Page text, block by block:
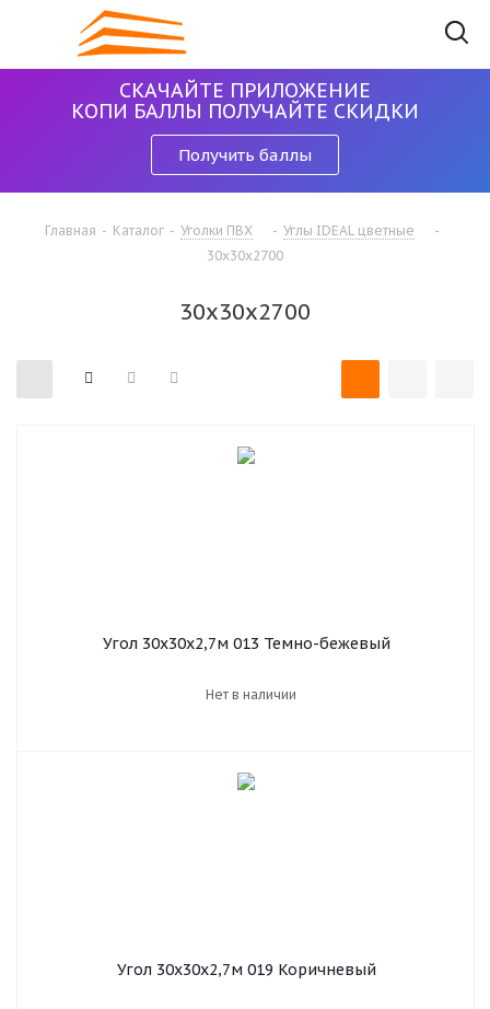
СКАЧАЙТЕ ПРИЛОЖЕНИЕ
КОПИ БАЛЛЫ ПОЛУЧАЙТЕ СКИДКИ
Получить баллы
Главная - Каталог - Уголки ПВХ - Углы IDEAL цветные
-
30х30х2700
30х30х2700
Угол 30х30х2,7м 013 Темно-бежевый
Нет в наличии
Угол 30х30х2,7м 019 Коричневый